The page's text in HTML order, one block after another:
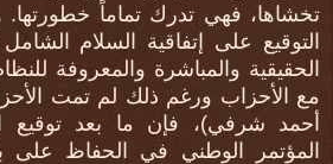
تخشاها، فهي تدرك تماماً خطورتها.
الحقيقية والمباشرة والمعروفة
مع الأحزاب ورغم ذلك لم تمت
أحمد شرفي)، فإن ما بعد توقيع
المؤتمر الوطني في الحفاظ على